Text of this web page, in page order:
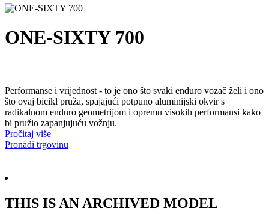
ONE-SIXTY 700
Performanse i vrijednost - to je ono što svaki enduro vozač želi i ono
što ovaj bicikl pruža, spajajući potpuno aluminijski okvir s
radikalnom enduro geometrijom i opremu visokih performansi kako
bi pružio zapanjujuću vožnju.
Pročitaj više
Pronađi trgovinu
THIS IS AN ARCHIVED MODEL